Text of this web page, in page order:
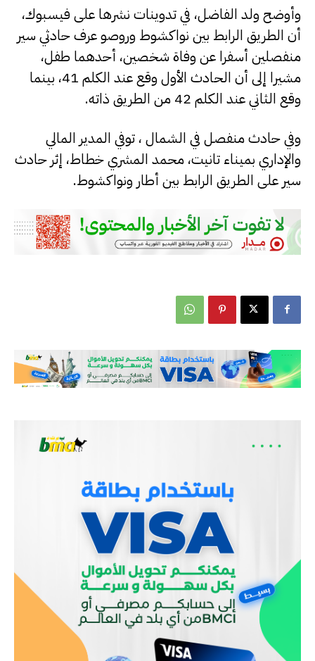
وأوضح ولد الفاضل، في تدوينات نشرها على فيسبوك،
أن الطريق الرابط بين نواكشوط وروصو عرف حادثي سير
منفصلين أسفرا عن وفاة شخصين، أحدهما طفل،
مشيرا إلى أن الحادث الأول وقع عند الكلم 41، بينما
وقع الثاني عند الكلم 42 من الطريق ذاته.
وفي حادث منفصل في الشمال ، توفي المدير المالي
والإداري بميناء تانيت، محمد المشري خطاط، إثر حادث
سير على الطريق الرابط بين أطار ونواكشوط.